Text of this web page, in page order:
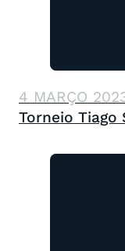
4 MARÇO
Torneio Tiago